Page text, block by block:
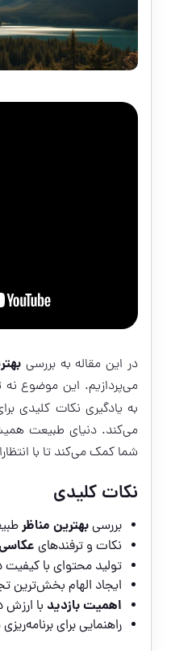
در این مقاله به بررسی
می‌پردازیم. این موضوع
به یادگیری نکات کلیدی
می‌کند. دنیای طبیعت
شما کمک می‌کند تا با
نکات کلیدی
بررسیبهترین مناظر
نکات و ترفندهای
تولید محتوای با کیفیت
ایجاد الهام بخش‌ترین
اهمیت بازدید با ارزش
راهنمایی برای